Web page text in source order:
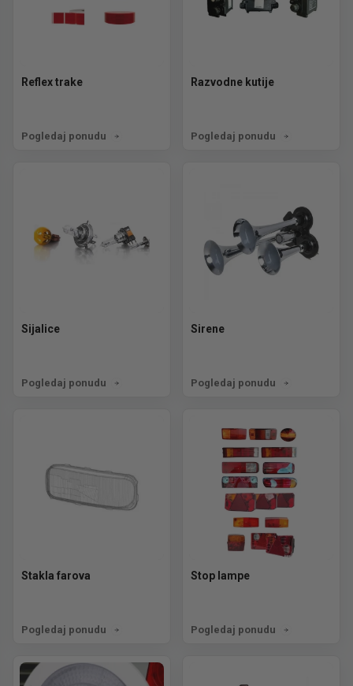
Reflex trake
Pogledaj ponudu
Razvodne kutije
Pogledaj ponudu
Sijalice
Pogledaj ponudu
Sirene
Pogledaj ponudu
Stakla farova
Pogledaj ponudu
Stop lampe
Pogledaj ponudu